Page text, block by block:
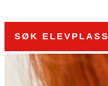
SØK ELEVPLASS